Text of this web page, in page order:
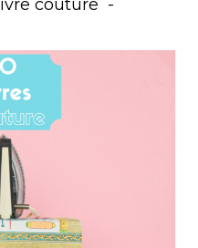
couture